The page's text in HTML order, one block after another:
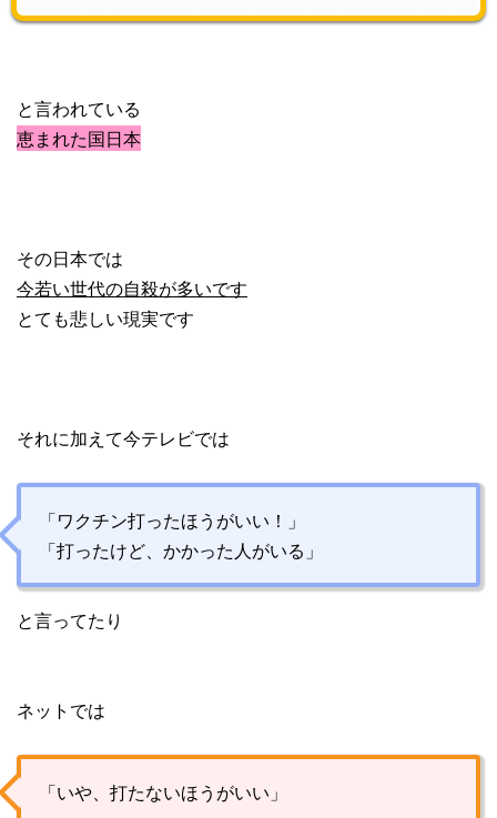
と言われている
恵まれた国日本
その日本では
今若い世代の自殺が多いです
とても悲しい現実です
それに加えて今テレビでは
「ワクチン打ったほうがいい！」
「打ったけど、かかった人がいる」
と言ってたり
ネットでは
「いや、打たないほうがいい」